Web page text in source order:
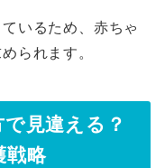
いるため、赤ちゃ
られます。
見違える？
戦略